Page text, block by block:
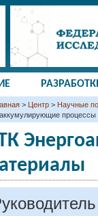
> Центр > Научные